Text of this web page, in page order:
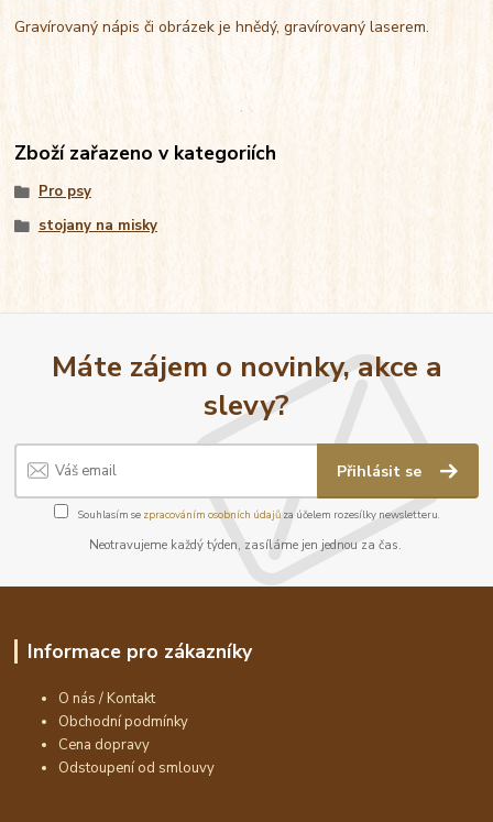
Gravírovaný nápis či obrázek je hnědý, gravírovaný laserem.
Zboží zařazeno v kategoriích
Pro psy
stojany na misky
Máte zájem o novinky, akce a
slevy?
Přihlásit se
Souhlasím se zpracováním osobních údajůza účelem rozesílky newsletteru.
Neotravujeme každý týden, zasíláme jen jednou za čas.
Informace pro zákazníky
O nás / Kontakt
Obchodní podmínky
Cena dopravy
Odstoupení od smlouvy